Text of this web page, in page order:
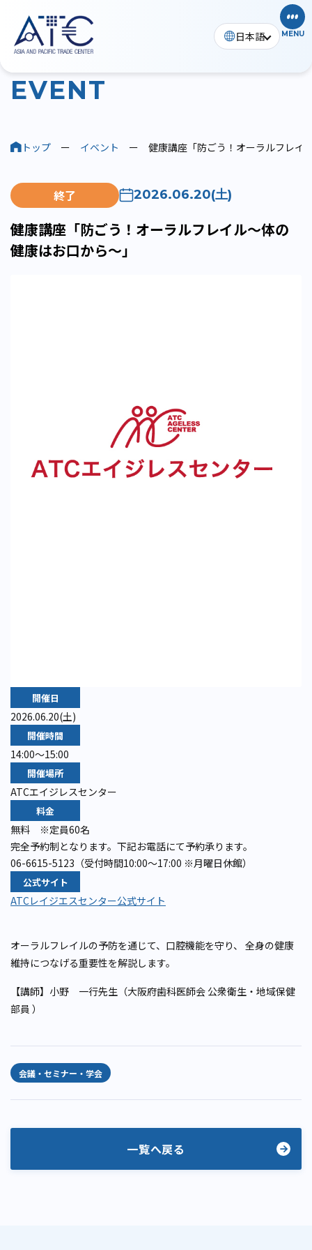
日本語 MENU
EVENT
トップ ー イベント ー 健康講座「防ごう！オーラルフレイ
終了 2026.06.20(土)
健康講座「防ごう！オーラルフレイル～体の
健康はお口から～」
開催日
2026.06.20(土)
開催時間
14:00～15:00
開催場所
ATCエイジレスセンター
料金
無料 ※定員60名
完全予約制となります。下記お電話にて予約承ります。
06-6615-5123（受付時間10:00～17:00 ※月曜日休館）
公式サイト
ATCレイジエスセンター公式サイト
オーラルフレイルの予防を通じて、口腔機能を守り、 全身の健康
維持につなげる重要性を解説します。
【講師】小野 一行先生（大阪府歯科医師会 公衆衛生・地域保健
部員 ）
会議・セミナー・学会
一覧へ戻る